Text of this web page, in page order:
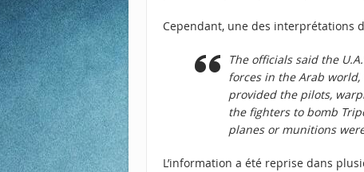
Cependant, une des interprétations
The officials said the
forces in the Arab
provided the pilots,
the fighters to bomb
planes or munitions
L’information a été reprise dans